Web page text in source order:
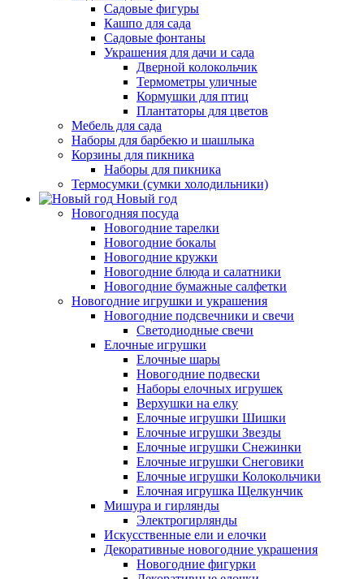
Садовые фигуры
Кашпо для сада
Садовые фонтаны
Украшения для дачи и сада
Дверной колокольчик
Термометры уличные
Кормушки для птиц
Плантаторы для цветов
Мебель для сада
Наборы для барбекю и шашлыка
Корзины для пикника
Наборы для пикника
Термосумки (сумки холодильники)
Новый год
Новогодняя посуда
Новогодние тарелки
Новогодние бокалы
Новогодние кружки
Новогодние блюда и салатники
Новогодние бумажные салфетки
Новогодние игрушки и украшения
Новогодние подсвечники и свечи
Светодиодные свечи
Елочные игрушки
Елочные шары
Новогодние подвески
Наборы елочных игрушек
Верхушки на елку
Елочные игрушки Шишки
Елочные игрушки Звезды
Елочные игрушки Снежинки
Елочные игрушки Снеговики
Елочные игрушки Колокольчики
Елочная игрушка Щелкунчик
Мишура и гирлянды
Электрогирлянды
Искусственные ели и елочки
Декоративные новогодние украшения
Новогодние фигурки